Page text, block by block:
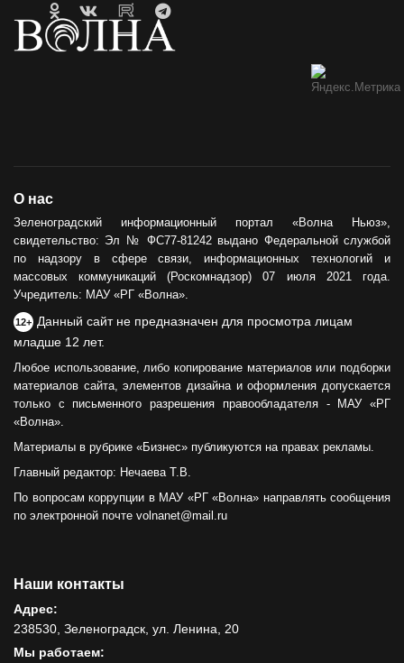
О нас
Зеленоградский информационный портал «Волна Ньюз»,
свидетельство: Эл № ФС77-81242 выдано Федеральной службой
по надзору в сфере связи, информационных технологий и
массовых коммуникаций (Роскомнадзор) 07 июля 2021 года.
Учредитель: МАУ «РГ «Волна».
12+ Данный сайт не предназначен для просмотра лицам
младше 12 лет.
Любое использование, либо копирование материалов или подборки
материалов сайта, элементов дизайна и оформления допускается
только с письменного разрешения правообладателя - МАУ «РГ
«Волна».
Материалы в рубрике «Бизнес» публикуются на правах рекламы.
Главный редактор: Нечаева Т.В.
По вопросам коррупции в МАУ «РГ «Волна» направлять сообщения
по электронной почте volnanet@mail.ru
Наши контакты
Адрес:
238530, Зеленоградск, ул. Ленина, 20
Мы работаем: